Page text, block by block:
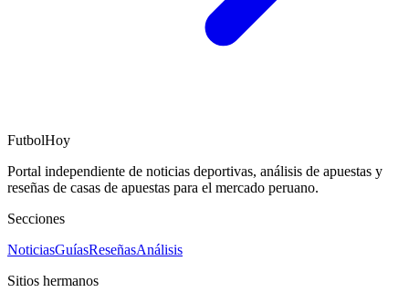
FutbolHoy
Portal independiente de noticias deportivas, análisis de apuestas y
reseñas de casas de apuestas para el mercado peruano.
Secciones
NoticiasGuíasReseñasAnálisis
Sitios hermanos